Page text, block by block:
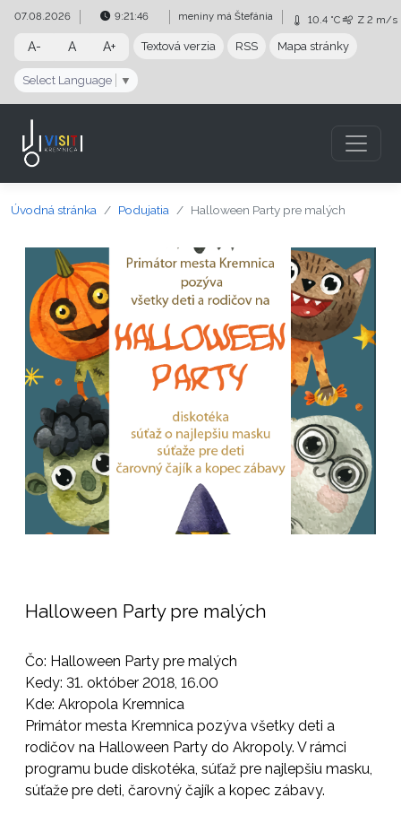
Preskočiť na obsah
Preskočiť na hlavné menu
07.08.2026 9:21:46 meniny máŠtefánia 10.4 °C Z 2 m/s
A- A A+ Textová verzia RSS Mapa stránky
Select Language ▼
Úvodná stránka Podujatia Halloween Party pre malých
Halloween Party pre malých
Čo: Halloween Party pre malých
Kedy: 31. október 2018, 16.00
Kde: Akropola Kremnica
Primátor mesta Kremnica pozýva všetky deti a
rodičov na Halloween Party do Akropoly. V rámci
programu bude diskotéka, súťaž pre najlepšiu masku,
súťaže pre deti, čarovný čajík a kopec zábavy.